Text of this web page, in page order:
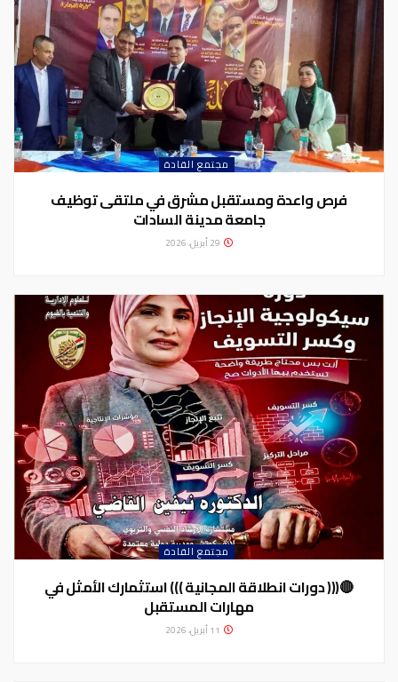
مجتمع القادة
فرص واعدة ومستقبل مشرق في ملتقى توظيف
جامعة مدينة السادات
مجتمع القادة
🔴((( دورات انطلاقة المجانية ))) استثمارك الأمثل في
مهارات المستقبل